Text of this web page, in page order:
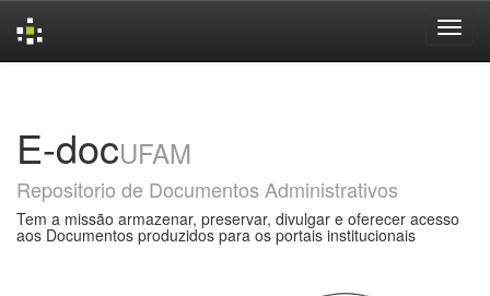
E-docUFAM
Repositorio de Documentos Administrativos
Tem a missão armazenar, preservar, divulgar e oferecer acesso
aos Documentos produzidos para os portais institucionais